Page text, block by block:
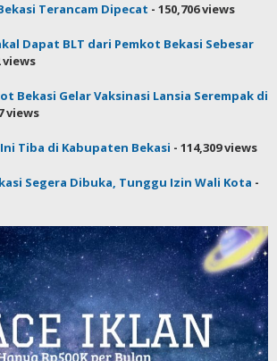
Terancam Dipecat - 150,706 views
Dapat BLT dari Pemkot Bekasi Sebesar
views
Bekasi Gelar Vaksinasi Lansia Serempak di
views
Tiba di Kabupaten Bekasi - 114,309 views
Segera Dibuka, Tunggu Izin Wali Kota -